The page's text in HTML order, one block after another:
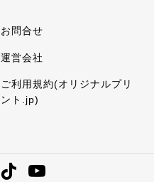
お問合せ
運営会社
ご利用規約(オリジナルプリ
ント.jp)